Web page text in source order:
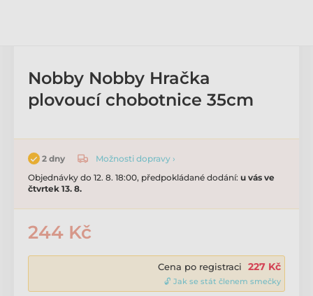
Nobby Nobby Hračka
plovoucí chobotnice 35cm
2 dny
Možnosti dopravy ›
Objednávky do 12. 8. 18:00, předpokládané dodání: u vás ve
čtvrtek 13. 8.
244 Kč
Cena po registraci 227 Kč
🔓 Jak se stát členem smečky